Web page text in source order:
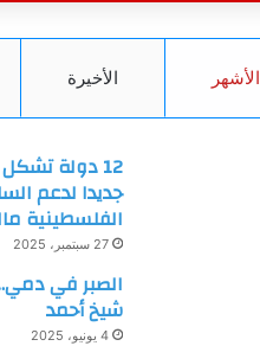
الأشهر الأخيرة
12 دولة
جديدا لدعم
الفلسطينية
27 سبتمبر، 2025
الصبر في
شيخ أحمد
4 يونيو، 2025